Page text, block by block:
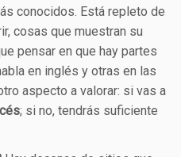
conocidos. Está repleto de
cosas que muestran su
pensar en que hay partes
en inglés y otras en las
aspecto a valorar: si vas a
; si no, tendrás suficiente